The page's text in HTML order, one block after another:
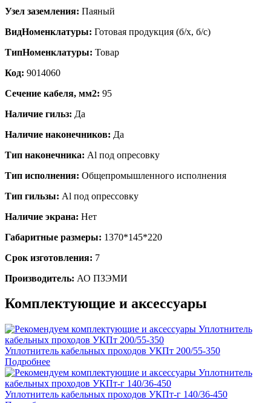
Узел заземления: Паяный
ВидНоменклатуры: Готовая продукция (б/х, б/с)
ТипНоменклатуры: Товар
Код: 9014060
Сечение кабеля, мм2: 95
Наличие гильз: Да
Наличие наконечников: Да
Тип наконечника: Al под опресовку
Тип исполнения: Общепромышленного исполнения
Тип гильзы: Al под опрессовку
Наличие экрана: Нет
Габаритные размеры: 1370*145*220
Срок изготовления: 7
Производитель: АО ПЗЭМИ
Комплектующие и аксессуары
Уплотнитель кабельных проходов УКПт 200/55-350
Подробнее
Уплотнитель кабельных проходов УКПт-г 140/36-450